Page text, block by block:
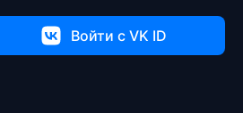
Войти c VK ID